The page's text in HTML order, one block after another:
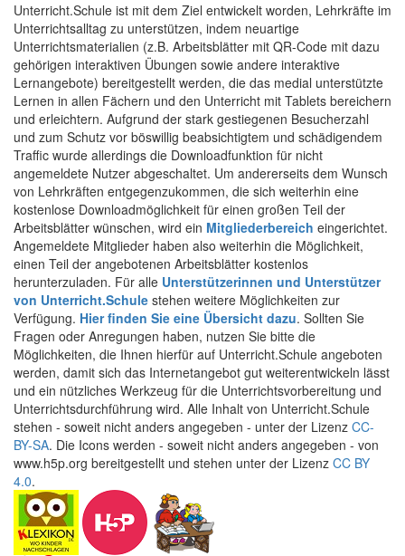
Unterricht.Schule ist mit dem Ziel entwickelt worden, Lehrkräfte im
Unterrichtsalltag zu unterstützen, indem neuartige
Unterrichtsmaterialien (z.B. Arbeitsblätter mit QR-Code mit dazu
gehörigen interaktiven Übungen sowie andere interaktive
Lernangebote) bereitgestellt werden, die das medial unterstützte
Lernen in allen Fächern und den Unterricht mit Tablets bereichern
und erleichtern. Aufgrund der stark gestiegenen Besucherzahl
und zum Schutz vor böswillig beabsichtigtem und schädigendem
Traffic wurde allerdings die Downloadfunktion für nicht
angemeldete Nutzer abgeschaltet. Um andererseits dem Wunsch
von Lehrkräften entgegenzukommen, die sich weiterhin eine
kostenlose Downloadmöglichkeit für einen großen Teil der
Arbeitsblätter wünschen, wird ein Mitgliederbereich eingerichtet.
Angemeldete Mitglieder haben also weiterhin die Möglichkeit,
einen Teil der angebotenen Arbeitsblätter kostenlos
herunterzuladen. Für alle Unterstützerinnen und Unterstützer
von Unterricht.Schule stehen weitere Möglichkeiten zur
Verfügung. Hier finden Sie eine Übersicht dazu. Sollten Sie
Fragen oder Anregungen haben, nutzen Sie bitte die
Möglichkeiten, die Ihnen hierfür auf Unterricht.Schule angeboten
werden, damit sich das Internetangebot gut weiterentwickeln lässt
und ein nützliches Werkzeug für die Unterrichtsvorbereitung und
Unterrichtsdurchführung wird. Alle Inhalt von Unterricht.Schule
stehen - soweit nicht anders angegeben - unter der Lizenz CC-
BY-SA. Die Icons werden - soweit nicht anders angegeben - von
www.h5p.org bereitgestellt und stehen unter der Lizenz CC BY
4.0.